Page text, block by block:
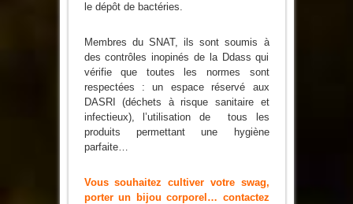
le dépôt de bactéries.
Membres du SNAT, ils sont soumis à
des contrôles inopinés de la Ddass qui
vérifie que toutes les normes sont
respectées : un espace réservé aux
DASRI (déchets à risque sanitaire et
infectieux), l’utilisation de tous les
produits permettant une hygiène
parfaite…
Vous souhaitez cultiver votre swag,
porter un bijou corporel… contactez